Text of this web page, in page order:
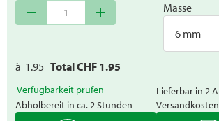
remove add
Masse
6 mm
à 1.95 Total CHF 1.95
Verfügbarkeit prüfen
Abholbereit in ca. 2 Stunden
Lieferbar in 2
Versandkosten